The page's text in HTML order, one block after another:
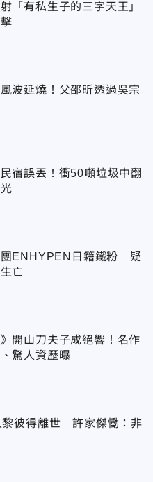
「有私生子的三字天王」
波延燒！父邵昕透過吳宗
宿誤丟！衝50噸垃圾中翻
團ENHYPEN日籍鐵粉 疑
亡
開山刀夫子成絕響！名作
驚人資歷曝
黎彼得離世 許家傑慟：非